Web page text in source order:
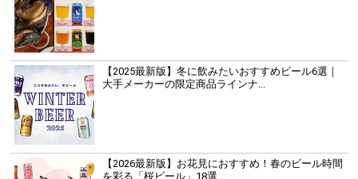
【2025最新版】冬に飲みたいおすすめビール6選｜
大手メーカーの限定商品ラインナ...
【2026最新版】お花見におすすめ！春のビール時間
を彩る「桜ビール」18選